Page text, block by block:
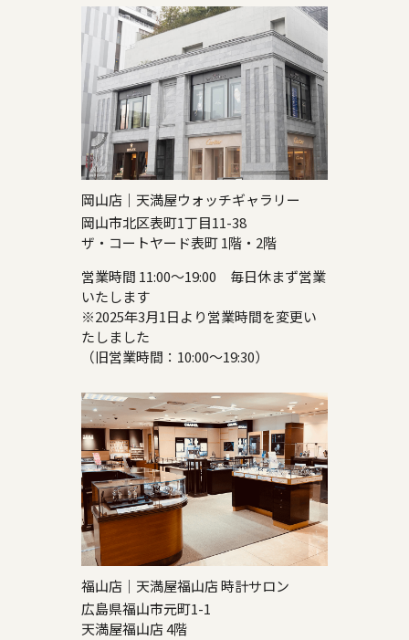
岡山店｜天満屋ウォッチギャラリー
岡山市北区表町1丁目11-38
ザ・コートヤード表町 1階・2階
営業時間 11:00～19:00 毎日休まず営業
いたします
※2025年3月1日より営業時間を変更い
たしました
（旧営業時間：10:00～19:30）
福山店｜天満屋福山店 時計サロン
広島県福山市元町1-1
天満屋福山店 4階